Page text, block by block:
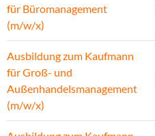
für Büromanagement
(m/w/x)
Ausbildung zum Kaufmann
für Groß- und
Außenhandelsmanagement
(m/w/x)